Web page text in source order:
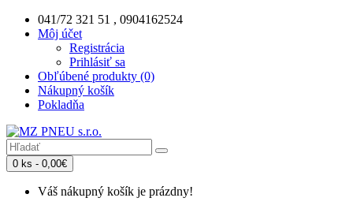
041/72 321 51 , 0904162524
Môj účet
Registrácia
Prihlásiť sa
Obľúbené produkty (0)
Nákupný košík
Pokladňa
0 ks - 0,00€
Váš nákupný košík je prázdny!